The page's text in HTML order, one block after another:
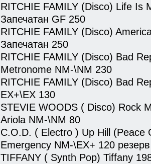
RITCHIE FAMILY (Disco) Life Is
Запечатан GF 250
RITCHIE FAMILY (Disco)
Запечатан 250
RITCHIE FAMILY (Disco) Bad
Metronome NM-\NM 230
RITCHIE FAMILY (Disco) Bad
EX+\EX 130
STEVIE WOODS ( Disco) Rock
Ariola NM-\NM 80
C.O.D. ( Electro ) Up Hill (Peace
Emergency NM-\EX+ 120 резерв
TIFFANY ( Synth Pop) Tiffany